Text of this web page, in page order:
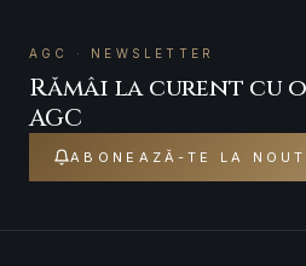
AGC · NEWSLETTER
Rămâi la curent
AGC
ABONEAZĂ-TE LA